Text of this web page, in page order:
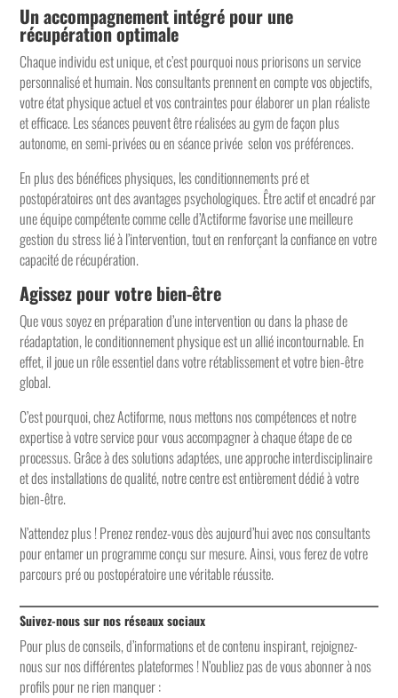
Un accompagnement intégré pour une
récupération optimale
Chaque individu est unique, et c’est pourquoi nous priorisons un service
personnalisé et humain. Nos consultants prennent en compte vos objectifs,
votre état physique actuel et vos contraintes pour élaborer un plan réaliste
et efficace. Les séances peuvent être réalisées au gym de façon plus
autonome, en semi-privées ou en séance privée selon vos préférences.
En plus des bénéfices physiques, les conditionnements pré et
postopératoires ont des avantages psychologiques. Être actif et encadré par
une équipe compétente comme celle d’Actiforme favorise une meilleure
gestion du stress lié à l’intervention, tout en renforçant la confiance en votre
capacité de récupération.
Agissez pour votre bien-être
Que vous soyez en préparation d’une intervention ou dans la phase de
réadaptation, le conditionnement physique est un allié incontournable. En
effet, il joue un rôle essentiel dans votre rétablissement et votre bien-être
global.
C’est pourquoi, chez Actiforme, nous mettons nos compétences et notre
expertise à votre service pour vous accompagner à chaque étape de ce
processus. Grâce à des solutions adaptées, une approche interdisciplinaire
et des installations de qualité, notre centre est entièrement dédié à votre
bien-être.
N’attendez plus ! Prenez rendez-vous dès aujourd’hui avec nos consultants
pour entamer un programme conçu sur mesure. Ainsi, vous ferez de votre
parcours pré ou postopératoire une véritable réussite.
Suivez-nous sur nos réseaux sociaux
Pour plus de conseils, d’informations et de contenu inspirant, rejoignez-
nous sur nos différentes plateformes ! N’oubliez pas de vous abonner à nos
profils pour ne rien manquer :